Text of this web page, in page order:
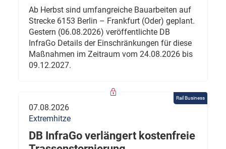
Ab Herbst sind umfangreiche Bauarbeiten auf
Strecke 6153 Berlin – Frankfurt (Oder) geplant.
Gestern (06.08.2026) veröffentlichte DB
InfraGo Details der Einschränkungen für diese
Maßnahmen im Zeitraum vom 24.08.2026 bis
09.12.2027.
Rail Business
07.08.2026
Extremhitze
DB InfraGo verlängert kostenfreie